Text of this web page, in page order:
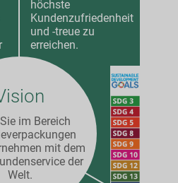
höchste
Kundenzufriedenheit
und -treue zu
erreichen.
im Bereich
mit dem
der
Welt.